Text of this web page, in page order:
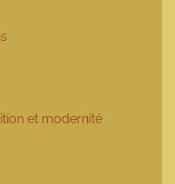
et modernité